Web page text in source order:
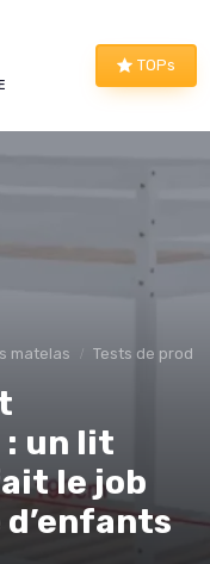
TOPs
matelas Tests de
: un lit
le job